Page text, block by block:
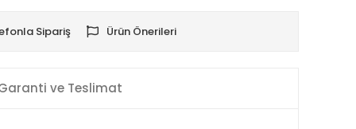
Sipariş Ürün Önerileri
ve Teslimat